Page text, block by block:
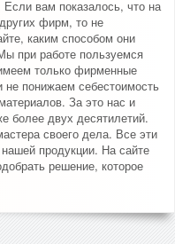
вам показалось, что на
фирм, то не
каким способом они
при работе пользуемся
только фирменные
понижаем себестоимость
За это нас и
более двух десятилетий.
своего дела. Все эти
продукции. На сайте
решение, которое